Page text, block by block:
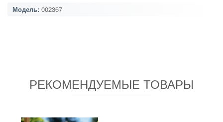
Модель: 002367
РЕКОМЕНДУЕМЫЕ ТОВАРЫ